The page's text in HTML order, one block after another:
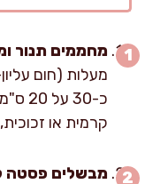
מחממים תנור
מעלות (חום
כ-
קרמית או
מבשלים פסטה